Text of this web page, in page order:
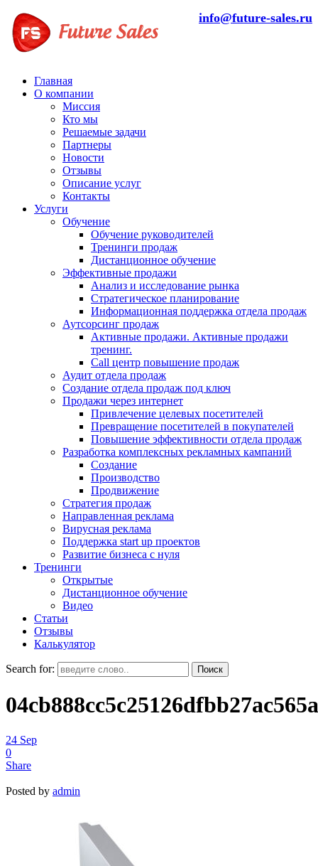
info@future-sales.ru
Главная
О компании
Миссия
Кто мы
Решаемые задачи
Партнеры
Новости
Отзывы
Описание услуг
Контакты
Услуги
Обучение
Обучение руководителей
Тренинги продаж
Дистанционное обучение
Эффективные продажи
Анализ и исследование рынка
Стратегическое планирование
Информационная поддержка отдела продаж
Аутсорсинг продаж
Активные продажи. Активные продажи
тренинг.
Call центр повышение продаж
Аудит отдела продаж
Создание отдела продаж под ключ
Продажи через интернет
Привлечение целевых посетителей
Превращение посетителей в покупателей
Повышение эффективности отдела продаж
Разработка комплексных рекламных кампаний
Создание
Производство
Продвижение
Стратегия продаж
Направленная реклама
Вирусная реклама
Поддержка start up проектов
Развитие бизнеса с нуля
Тренинги
Открытые
Дистанционное обучение
Видео
Статьи
Отзывы
Калькулятор
Search for:
24 Sep
0
Share
Posted by admin